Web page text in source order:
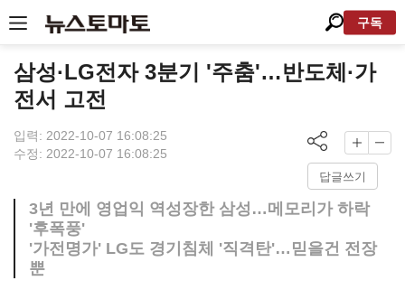
구독
삼성·LG전자 3분기 '주춤'…반도체·가
전서 고전
입력: 2022-10-07 16:08:25
수정: 2022-10-07 16:08:25
답글쓰기
3년 만에 영업익 역성장한 삼성…메모리가 하락
'후폭풍'
'가전명가' LG도 경기침체 '직격탄'…믿을건 전장
뿐